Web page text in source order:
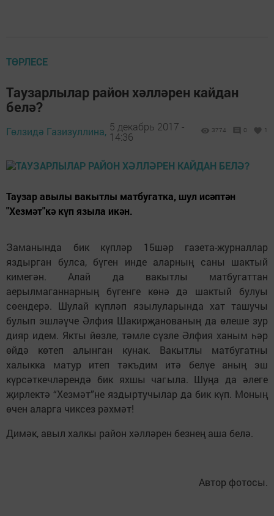
ТӨРЛЕСЕ
Таузарлылар район хәлләрен кайдан
белә?
Гөлзидә Газизуллина, 5 декабрь 2017 -
14:36
3774 0 1
Таузар авылы вакытлы матбугатка, шул исәптән
"Хезмәт"кә күп языла икән.
Заманында бик күпләр 15шәр газета-журналлар
яздырган булса, бүген инде аларның саны шактый
кимегән. Алай да вакытлы матбугаттан
аерылмаганнарның бүгенге көнә дә шактый булуы
сөендерә. Шулай күпләп язылуларында хат ташучы
булып эшләүче Әлфия Шакирҗанованың да өлеше зур
дияр идем. Якты йөзле, тәмле сүзле Әлфия ханым һәр
өйдә көтеп алынган кунак. Вакытлы матбугатны
халыкка матур итеп тәкъдим итә белүе аның эш
күрсәткечләрендә бик яхшы чагыла. Шуңа да әлеге
җирлектә “Хезмәт”не яздыртучылар да бик күп. Моның
өчен аларга чиксез рәхмәт!
Димәк, авыл халкы район хәлләрен безнең аша белә.
Автор фотосы.